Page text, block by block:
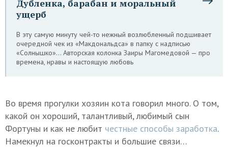
Дубленка, барабан и моральный
ущерб
В эту самую минуту чей-то нежный возлюбленный подшивает
очередной чек из «Макдональдса» в папку с надписью
«Солнышко»… Авторская колонка Заиры Магомедовой — про
времена, нравы и настоящую любовь
Во время прогулки хозяин кота говорил много. О том,
какой он хороший, талантливый, любимый сын
Фортуны и как не любит честные способы заработка.
Намекнул на госконтракты и большие связи…